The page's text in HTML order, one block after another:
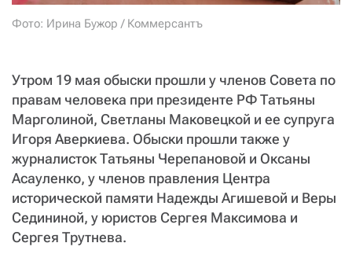
Фото: Ирина Бужор / Коммерсантъ
Утром 19 мая обыски прошли у членов Совета по
правам человека при президенте РФ Татьяны
Марголиной, Светланы Маковецкой и ее супруга
Игоря Аверкиева. Обыски прошли также у
журналисток Татьяны Черепановой и Оксаны
Асауленко, у членов правления Центра
исторической памяти Надежды Агишевой и Веры
Седининой, у юристов Сергея Максимова и
Сергея Трутнева.